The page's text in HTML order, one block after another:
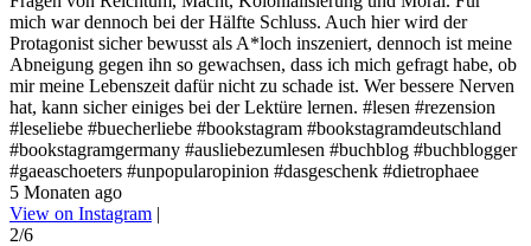
mich war dennoch bei der Hälfte Schluss. Auch hier wird der
Protagonist sicher bewusst als A*loch inszeniert, dennoch ist meine
Abneigung gegen ihn so gewachsen, dass ich mich gefragt habe, ob
mir meine Lebenszeit dafür nicht zu schade ist. Wer bessere Nerven
hat, kann sicher einiges bei der Lektüre lernen. #lesen #rezension
#leseliebe #buecherliebe #bookstagram #bookstagramdeutschland
#bookstagramgermany #ausliebezumlesen #buchblog #buchblogger
#gaeaschoeters #unpopularopinion #dasgeschenk #dietrophaee
5 Monaten ago
View on Instagram |
2/6